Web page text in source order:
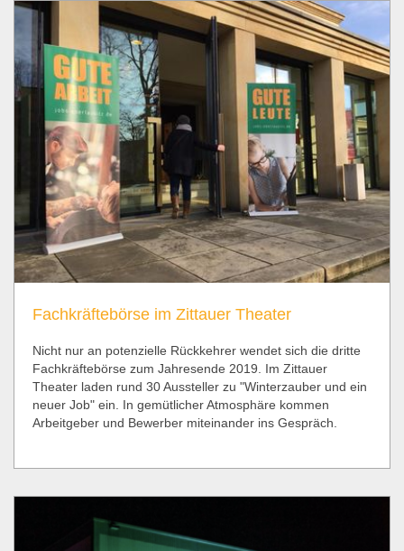
Fachkräftebörse im Zittauer Theater
Nicht nur an potenzielle Rückkehrer wendet sich die dritte
Fachkräftebörse zum Jahresende 2019. Im Zittauer
Theater laden rund 30 Aussteller zu "Winterzauber und ein
neuer Job" ein. In gemütlicher Atmosphäre kommen
Arbeitgeber und Bewerber miteinander ins Gespräch.